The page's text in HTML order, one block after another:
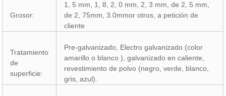
Grosor:
1, 5 mm, 1, 8, 2, 0 mm, 2, 3 mm, de 2, 5 mm,
de 2, 75mm, 3.0mmor otros, a petición de
cliente
Tratamiento
de
superficie:
Pre-galvanizado, Electro galvanizado (color
amarillo o blanco ), galvanizado en caliente,
revestimiento de polvo (negro, verde, blanco,
gris, azul).